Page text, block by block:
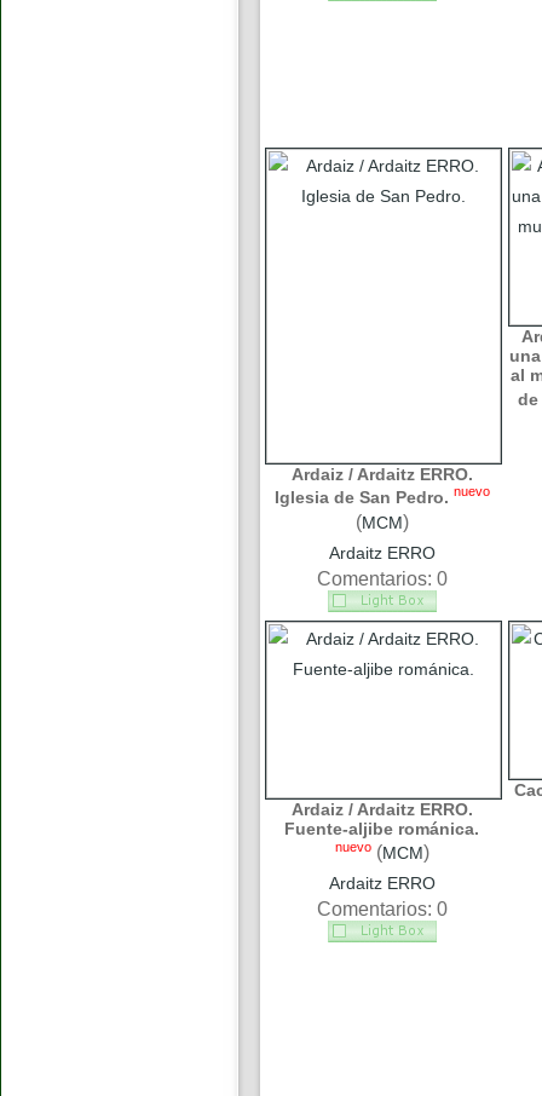
Ardaiz / Ardaitz ERRO.
Iglesia de San Pedro. nuevo
(MCM)
Ardaitz ERRO
Comentarios: 0
al
de
Ardaiz / Ardaitz ERRO.
Fuente-aljibe románica.
nuevo (MCM)
Ardaitz ERRO
Comentarios: 0